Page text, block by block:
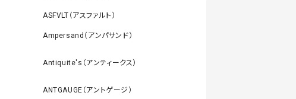
ASFVLT（アスファルト）
Ampersand（アンパサンド）
Antiquite's（アンティークス）
ANTGAUGE（アントゲージ）